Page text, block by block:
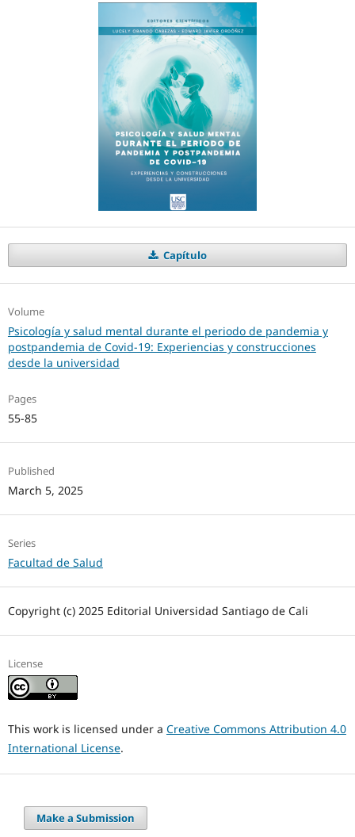
Capítulo
Volume
Psicología y salud mental durante el periodo de pandemia y
postpandemia de Covid-19: Experiencias y construcciones
desde la universidad
Pages
55-85
Published
March 5, 2025
Series
Facultad de Salud
Copyright (c) 2025 Editorial Universidad Santiago de Cali
License
This work is licensed under a Creative Commons Attribution 4.0
International License.
Make a Submission